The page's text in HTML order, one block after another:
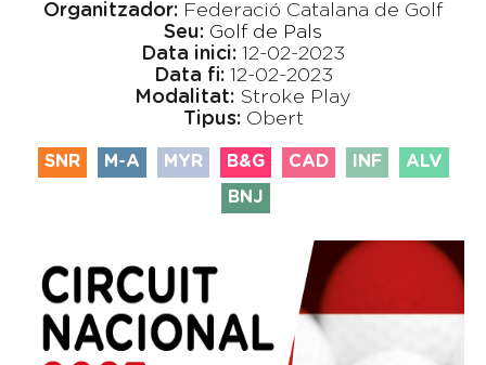
Organitzador: Federació Catalana de Golf
Seu: Golf de Pals
Data inici: 12-02-2023
Data fi: 12-02-2023
Modalitat: Stroke Play
Tipus: Obert
SNR M-A MYR B&G CAD INF ALV
BNJ